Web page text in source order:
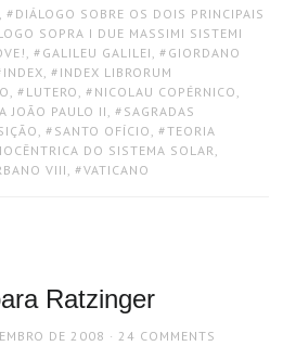
, DIÁLOGO SOBRE OS DOIS PRINCIPAIS
SOPRA I DUE MASSIMI SISTEMI
, GALILEU GALILEI , GIORDANO
INDEX, INDEX LIBRORUM
, LUTERO , NICOLAU COPÉRNICO ,
JOÃO PAULO II , SAGRADAS
, SANTO OFÍCIO , TEORIA
DO SISTEMA SOLAR,
VIII, VATICANO
Ratzinger
DE 2008 24 COMMENTS